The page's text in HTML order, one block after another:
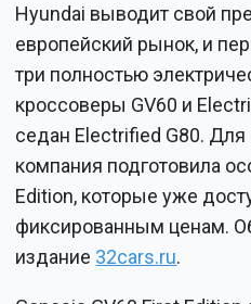
Hyundai выводит свой
европейский рынок, и
три полностью
кроссоверы GV60 и
седан Electrified G80. Для
компания подготовила
Edition, которые уже
фиксированным ценам.
издание 32cars.ru.